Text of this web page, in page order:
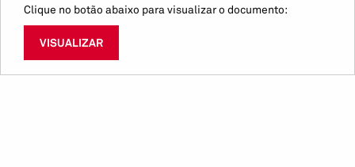
Clique no botão abaixo para visualizar o documento:
VISUALIZAR